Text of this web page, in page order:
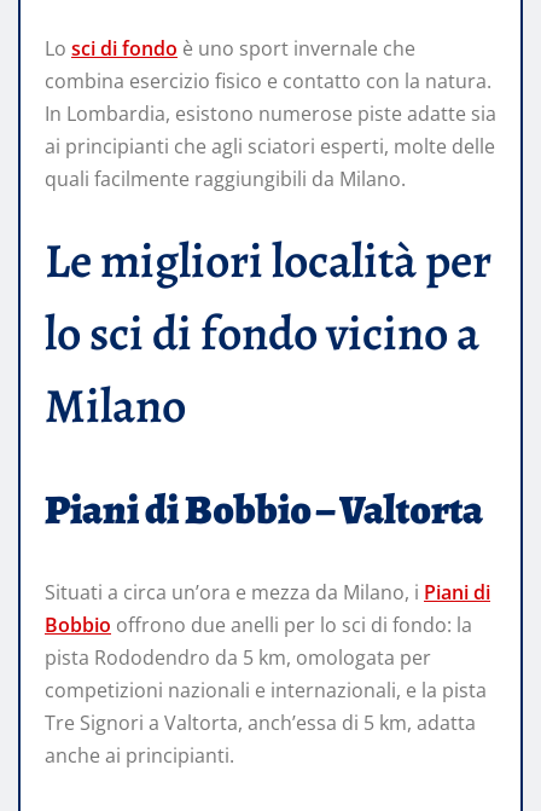
Lo sci di fondo è uno sport invernale che
combina esercizio fisico e contatto con la natura.
In Lombardia, esistono numerose piste adatte sia
ai principianti che agli sciatori esperti, molte delle
quali facilmente raggiungibili da Milano.
Le migliori località per
lo sci di fondo vicino a
Milano
Piani di Bobbio – Valtorta
Situati a circa un’ora e mezza da Milano, i Piani di
Bobbio offrono due anelli per lo sci di fondo: la
pista Rododendro da 5 km, omologata per
competizioni nazionali e internazionali, e la pista
Tre Signori a Valtorta, anch’essa di 5 km, adatta
anche ai principianti.